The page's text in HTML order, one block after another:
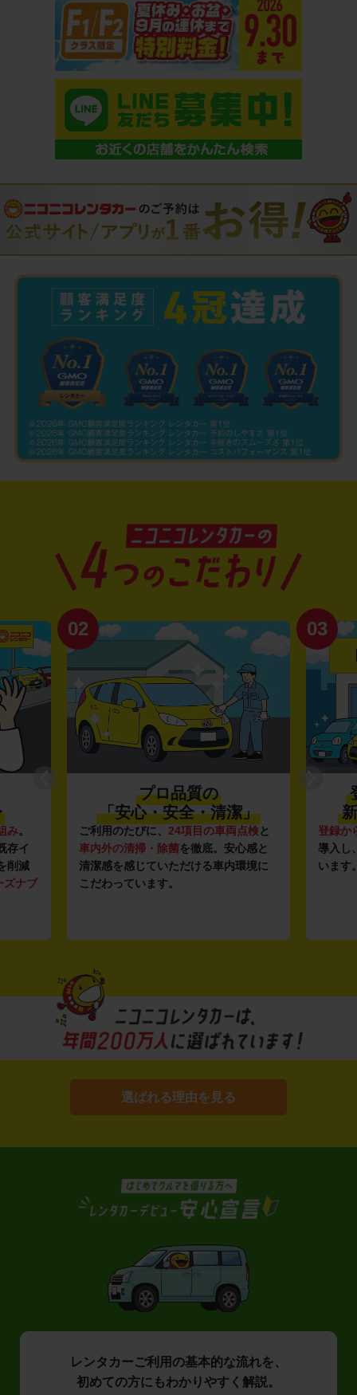
み。
存イ
削減
ズナブ
02
プロ品質の
「安心・安全・清潔」
ご利用のたびに、 24項目の車両点検と
車内外の清掃・除菌を徹底。安心感と
清潔感を感じていただける車内環境に
こだわっています。
03
登録か
導入し
います
選ばれる理由を見る
レンタカーご利用の基本的な流れを、
初めての方にもわかりやすく解説。